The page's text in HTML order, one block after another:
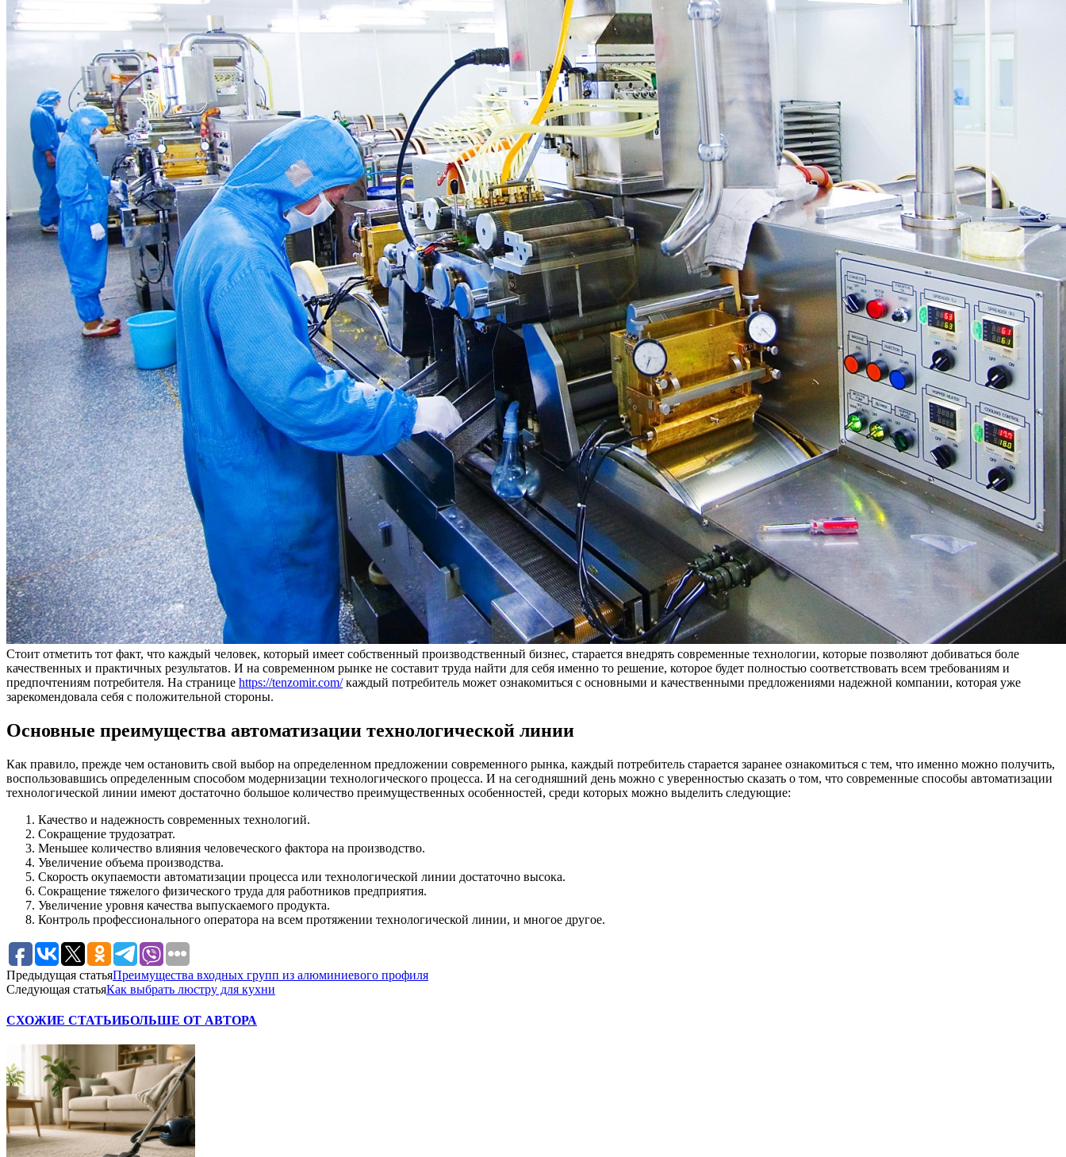
Стоит отметить тот факт, что каждый человек, который имеет собственный производственный бизнес, старается внедрять современные технологии, которые позволяют добиваться боле
качественных и практичных результатов. И на современном рынке не составит труда найти для себя именно то решение, которое будет полностью соответствовать всем требованиям и
предпочтениям потребителя. На странице https://tenzomir.com/каждый потребитель может ознакомиться с основными и качественными предложениями надежной компании, которая уже
зарекомендовала себя с положительной стороны.
Основные преимущества автоматизации технологической линии
Как правило, прежде чем остановить свой выбор на определенном предложении современного рынка, каждый потребитель старается заранее ознакомиться с тем, что именно можно получить,
воспользовавшись определенным способом модернизации технологического процесса. И на сегодняшний день можно с уверенностью сказать о том, что современные способы автоматизации
технологической линии имеют достаточно большое количество преимущественных особенностей, среди которых можно выделить следующие:
Качество и надежность современных технологий.
Сокращение трудозатрат.
Меньшее количество влияния человеческого фактора на производство.
Увеличение объема производства.
Скорость окупаемости автоматизации процесса или технологической линии достаточно высока.
Сокращение тяжелого физического труда для работников предприятия.
Увеличение уровня качества выпускаемого продукта.
Контроль профессионального оператора на всем протяжении технологической линии, и многое другое.
Предыдущая статьяПреимущества входных групп из алюминиевого профиля
Следующая статьяКак выбрать люстру для кухни
СХОЖИЕ СТАТЬИБОЛЬШЕ ОТ АВТОРА